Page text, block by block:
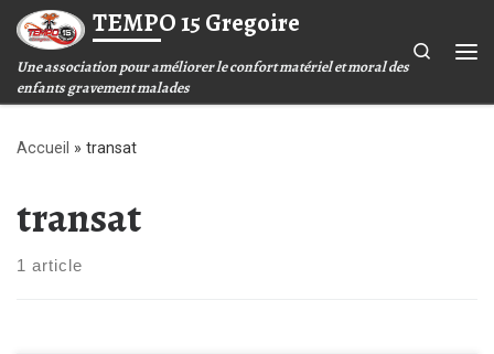
Passer au contenu
TEMPO 15 Gregoire
Une association pour améliorer le confort matériel et moral des
enfants gravement malades
Search
Accueil » transat
transat
1 article